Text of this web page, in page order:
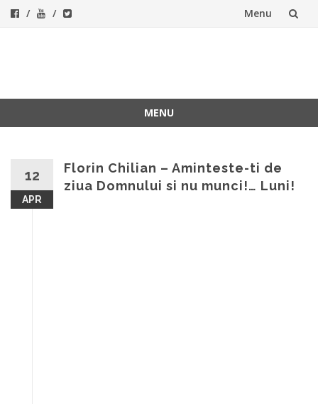
Menu
MENU
12
APR
Florin Chilian – Aminteste-ti de
ziua Domnului si nu munci!… Luni!